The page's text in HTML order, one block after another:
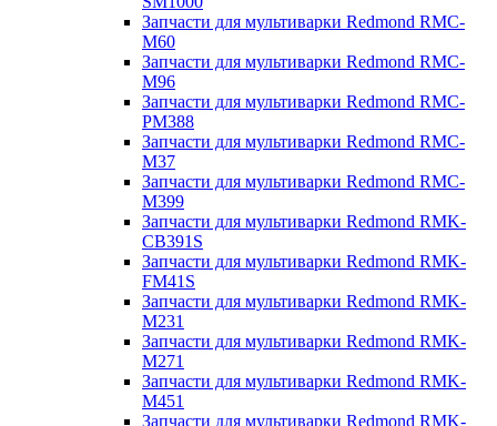
Запчасти для мультиварки Redmond RMC-
M60
Запчасти для мультиварки Redmond RMC-
M96
Запчасти для мультиварки Redmond RMC-
PM388
Запчасти для мультиварки Redmond RMC-
M37
Запчасти для мультиварки Redmond RMC-
M399
Запчасти для мультиварки Redmond RMK-
CB391S
Запчасти для мультиварки Redmond RMK-
FM41S
Запчасти для мультиварки Redmond RMK-
M231
Запчасти для мультиварки Redmond RMK-
M271
Запчасти для мультиварки Redmond RMK-
M451
Запчасти для мультиварки Redmond RMK-